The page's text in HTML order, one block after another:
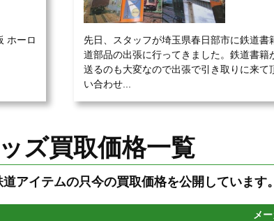
ホーロ
先日、スタッフが埼玉県春日部市に鉄道書
道部品の出張に行ってきました。鉄道書籍
送るのも大変なので出張で引き取りに来て
い合わせ...
ズ買取価格一覧
アイテムの只今の買取価格を公開しています。
メ